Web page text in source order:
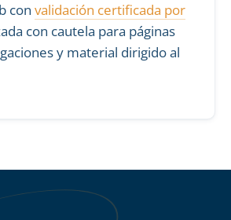
con validación certificada por
con cautela para páginas
y material dirigido al